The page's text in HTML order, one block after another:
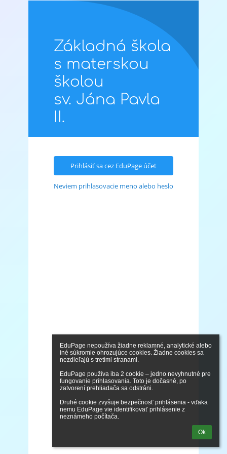
EduPage nepoužíva žiadne reklamné, analytické alebo
iné súkromie ohrozujúce cookies. Žiadne cookies sa
nezdieľajú s tretími stranami.
EduPage používa iba 2 cookie – jedno nevyhnutné pre
fungovanie prihlasovania. Toto je dočasné, po
zatvorení prehliadača sa odstráni.
Druhé cookie zvyšuje bezpečnosť prihlásenia - vďaka
nemu EduPage vie identifikovať prihlásenie z
neznámeho počítača.
Ok
Základná škola
s materskou
školou
sv. Jána Pavla
II.
Prihlásiť sa cez EduPage účet
Neviem prihlasovacie meno alebo heslo